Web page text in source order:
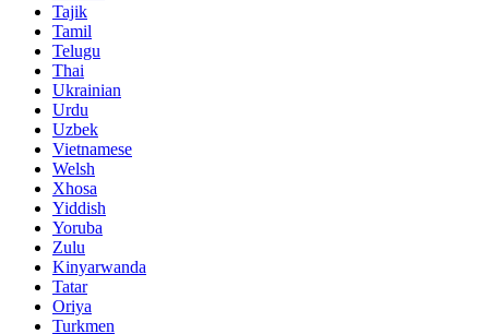
Tajik
Tamil
Telugu
Thai
Ukrainian
Urdu
Uzbek
Vietnamese
Welsh
Xhosa
Yiddish
Yoruba
Zulu
Kinyarwanda
Tatar
Oriya
Turkmen